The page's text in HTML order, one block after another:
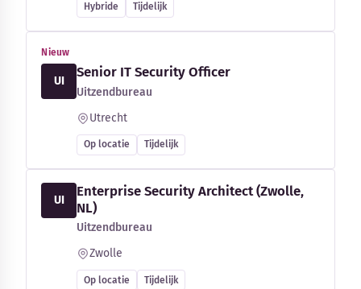
Hybride Tijdelijk
Nieuw
UI
Senior IT Security Officer
Uitzendbureau
Utrecht
Op locatie Tijdelijk
UI
Enterprise Security Architect (Zwolle,
NL)
Uitzendbureau
Zwolle
Op locatie Tijdelijk